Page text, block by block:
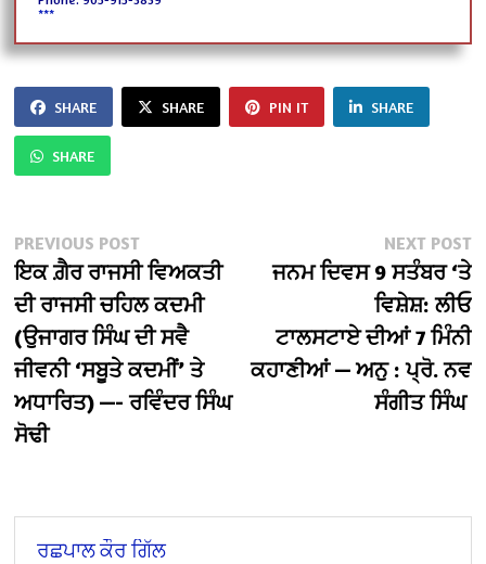
***
SHARE SHARE PIN IT SHARE
SHARE
Post
navigation
PREVIOUS POSTPrevious
post:
ਇਕ ਗ਼ੈਰ ਰਾਜਸੀ ਵਿਅਕਤੀ
ਦੀ ਰਾਜਸੀ ਚਹਿਲ ਕਦਮੀ
(ਉਜਾਗਰ ਸਿੰਘ ਦੀ ਸਵੈ
ਜੀਵਨੀ ‘ਸਬੂਤੇ ਕਦਮੀਂ’ ਤੇ
ਅਧਾਰਿਤ) —- ਰਵਿੰਦਰ ਸਿੰਘ
ਸੋਢੀ
NEXT POST
ਜਨਮ ਦਿਵਸ 9 ਸਤੰਬਰ ‘ਤੇ
ਵਿਸ਼ੇਸ਼: ਲੀਓ
ਟਾਲਸਟਾਏ ਦੀਆਂ 7 ਮਿੰਨੀ
ਕਹਾਣੀਆਂ — ਅਨੁ : ਪ੍ਰੋ. ਨਵ
ਸੰਗੀਤ ਸਿੰਘ
ਰਛਪਾਲ ਕੌਰ ਗਿੱਲ